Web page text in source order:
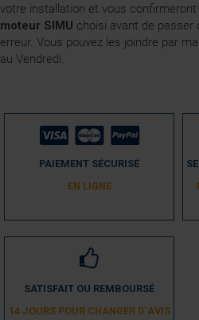
votre installation et vous
moteur SIMU choisi avant de passer
erreur. Vous pouvez les joindre par
au Vendredi.
PAIEMENT SÉCURISÉ
EN LIGNE
SATISFAIT OU REMBOURSÉ
14 JOURS POUR CHANGER D´AVIS